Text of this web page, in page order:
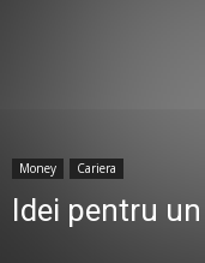
Money Cariera
Idei pentru